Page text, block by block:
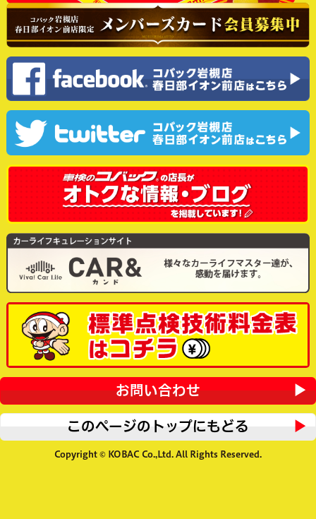
お問い合わせ
このページのトップにもどる
Copyright © KOBAC Co.,Ltd. All Rights Reserved.